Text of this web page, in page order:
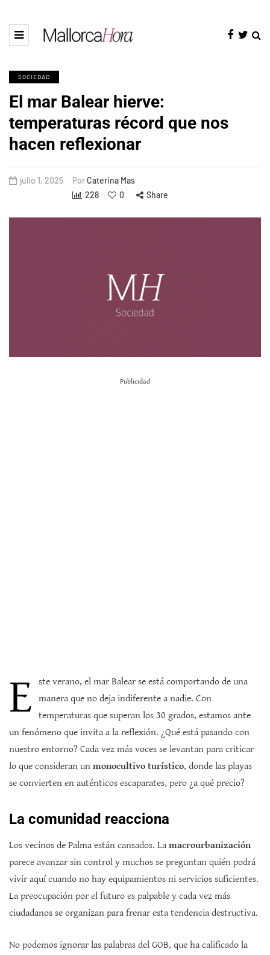
SOCIEDAD
El mar Balear hierve:
temperaturas récord que nos
hacen reflexionar
julio 1, 2025 PorCaterina Mas
228
0 Share
Publicidad
E
ste verano, el mar Balear se está comportando de una
manera que no deja indiferente a nadie. Con
temperaturas que superan los 30 grados, estamos ante
un fenómeno que invita a la reflexión. ¿Qué está pasando con
nuestro entorno? Cada vez más voces se levantan para criticar
lo que consideran un monocultivo turístico, donde las playas
se convierten en auténticos escaparates, pero ¿a qué precio?
La comunidad reacciona
Los vecinos de Palma están cansados. La macrourbanización
parece avanzar sin control y muchos se preguntan quién podrá
vivir aquí cuando no hay equipamientos ni servicios suficientes.
La preocupación por el futuro es palpable y cada vez más
ciudadanos se organizan para frenar esta tendencia destructiva.
No podemos ignorar las palabras del GOB, que ha calificado la